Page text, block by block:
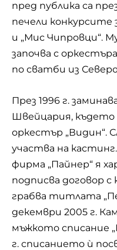
пред публика са
печели конкурсите
и „Мис Чипровци“.
започва с
по сватби из
През 1996 г.
Швейцария, където
оркестър „Видин“.
участва на
фирма „Пайнер“ я
подписва договор с
грабва титлата
декември 2005 г.
мъжкото списание
г. списанието ѝ